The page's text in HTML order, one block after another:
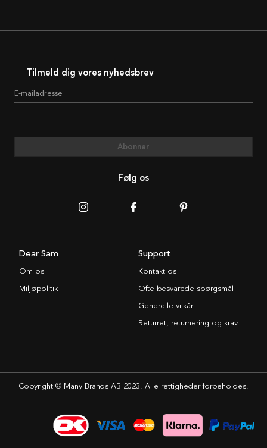
Tilmeld dig vores nyhedsbrev
E-mailadresse
Abonner
Følg os
Dear Sam
Om os
Miljøpolitik
Support
Kontakt os
Ofte besvarede spørgsmål
Generelle vilkår
Returret, returnering og krav
Copyright © Many Brands AB 2023. Alle rettigheder forbeholdes.